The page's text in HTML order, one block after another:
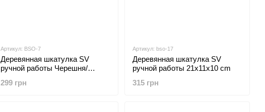
Артикул: BSO-7
Деревянная шкатулка SV
ручной работы Черешня/
299 грн
Артикул: bso-17
Деревянная шкатулка SV
ручной работы 21x11x10 cm
315 грн